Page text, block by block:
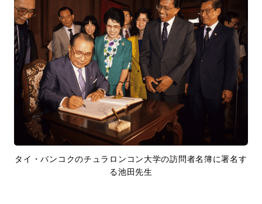
タイ・バンコクのチュラロンコン大学の訪問者名簿に署名す
る池田先生